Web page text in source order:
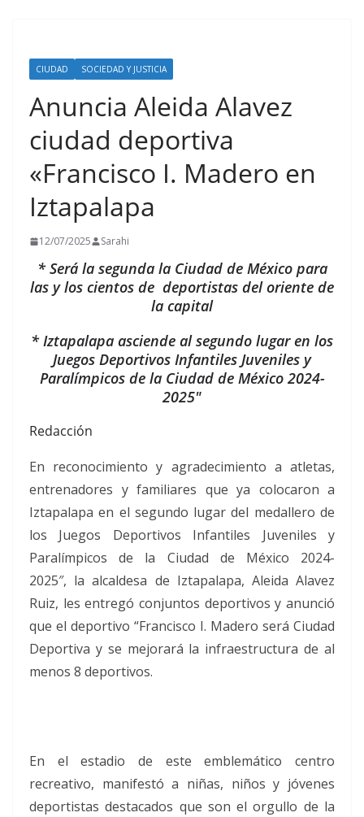
CIUDAD SOCIEDAD Y JUSTICIA
Anuncia Aleida Alavez
ciudad deportiva
«Francisco I. Madero en
Iztapalapa
12/07/2025 Sarahi
* Será la segunda la Ciudad de México para
las y los cientos de deportistas del oriente de
la capital
* Iztapalapa asciende al segundo lugar en los
Juegos Deportivos Infantiles Juveniles y
Paralímpicos de la Ciudad de México 2024-
2025″
Redacción
En reconocimiento y agradecimiento a atletas,
entrenadores y familiares que ya colocaron a
Iztapalapa en el segundo lugar del medallero de
los Juegos Deportivos Infantiles Juveniles y
Paralímpicos de la Ciudad de México 2024-
2025″, la alcaldesa de Iztapalapa, Aleida Alavez
Ruiz, les entregó conjuntos deportivos y anunció
que el deportivo “Francisco I. Madero será Ciudad
Deportiva y se mejorará la infraestructura de al
menos 8 deportivos.
En el estadio de este emblemático centro
recreativo, manifestó a niñas, niños y jóvenes
deportistas destacados que son el orgullo de la